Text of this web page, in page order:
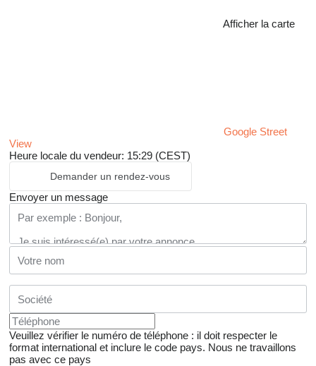
Afficher la carte
Google Street
View
Heure locale du vendeur: 15:29 (CEST)
Demander un rendez-vous
Envoyer un message
Veuillez vérifier le numéro de téléphone : il doit respecter le
format international et inclure le code pays. Nous ne travaillons
pas avec ce pays